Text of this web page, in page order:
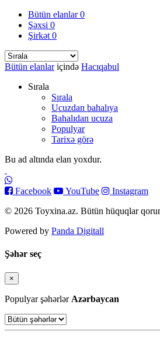
Bütün elanlar0
Şəxsi 0
Şirkət 0
Bütün elanlariçində Hacıqabul
Sırala
Sırala
Ucuzdan bahalıya
Bahalıdan ucuza
Populyar
Tarixə görə
Bu ad altında elan yoxdur.
Facebook YouTube
Instagram
© 2026 Toyxina.az. Bütün hüquqlar
Powered by Panda Digitall
Şəhər seç
×
Bağla
Populyar şəhərlər Azərbaycan